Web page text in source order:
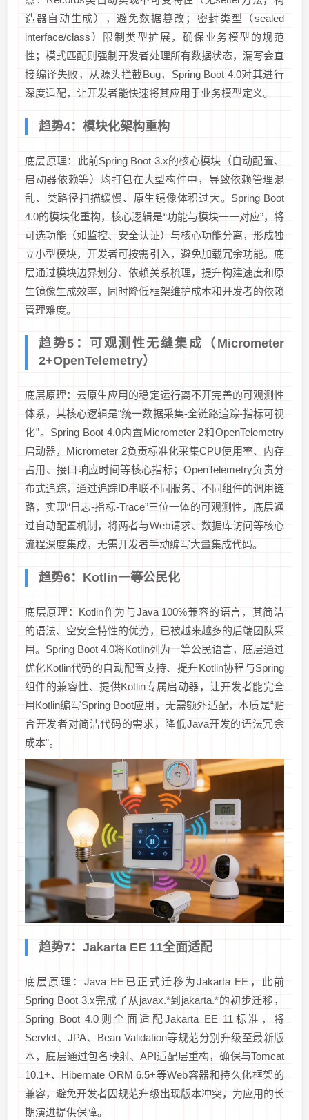
造器自动生成），避免数据篡改；密封类型（sealed
interface/class）限制类型扩展，确保业务模型的规范
性；模式匹配则强制开发者处理所有数据状态，漏写会直
接编译失败，从源头拦截Bug，Spring Boot 4.0对其进行
深度适配，让开发者能快速将其应用于业务模型定义。
趋势4：模块化架构重构
底层原理：此前Spring Boot 3.x的核心模块（自动配置、
启动器依赖等）均打包在大型构件中，导致依赖管理混
乱、类路径扫描缓慢、原生镜像体积过大。Spring Boot
4.0的模块化重构，核心逻辑是“功能与模块一一对应”，将
可选功能（如监控、安全认证）与核心功能分离，形成独
立小型模块，开发者可按需引入，避免加载冗余功能。底
层通过模块边界划分、依赖关系梳理，提升构建速度和原
生镜像生成效率，同时降低框架维护成本和开发者的依赖
管理难度。
趋势5：可观测性无缝集成（Micrometer
2+OpenTelemetry）
底层原理：云原生应用的稳定运行离不开完善的可观测性
体系，其核心逻辑是“统一数据采集-全链路追踪-指标可视
化”。Spring Boot 4.0内置Micrometer 2和OpenTelemetry
启动器，Micrometer 2负责标准化采集CPU使用率、内存
占用、接口响应时间等核心指标；OpenTelemetry负责分
布式追踪，通过追踪ID串联不同服务、不同组件的调用链
路，实现“日志-指标-Trace”三位一体的可观测性，底层通
过自动配置机制，将两者与Web请求、数据库访问等核心
流程深度集成，无需开发者手动编写大量集成代码。
趋势6：Kotlin一等公民化
底层原理：Kotlin作为与Java 100%兼容的语言，其简洁
的语法、空安全特性的优势，已被越来越多的后端团队采
用。Spring Boot 4.0将Kotlin列为一等公民语言，底层通过
优化Kotlin代码的自动配置支持、提升Kotlin协程与Spring
组件的兼容性、提供Kotlin专属启动器，让开发者能完全
用Kotlin编写Spring Boot应用，无需额外适配，本质是“贴
合开发者对简洁代码的需求，降低Java开发的语法冗余
成本”。
趋势7：Jakarta EE 11全面适配
底层原理：Java EE已正式迁移为Jakarta EE，此前
Spring Boot 3.x完成了从javax.*到jakarta.*的初步迁移，
Spring Boot 4.0则全面适配Jakarta EE 11标准，将
Servlet、JPA、Bean Validation等规范分别升级至最新版
本，底层通过包名映射、API适配层重构，确保与Tomcat
10.1+、Hibernate ORM 6.5+等Web容器和持久化框架的
兼容，避免开发者因规范升级出现版本冲突，为应用的长
期演进提供保障。